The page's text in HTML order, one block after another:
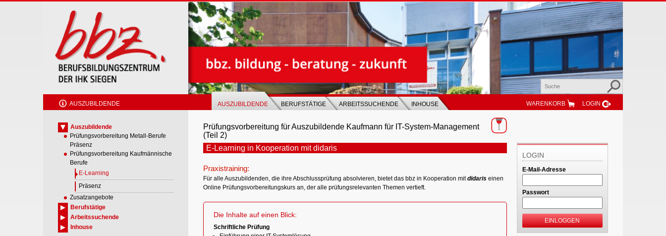
AUSZUBILDENDE AUSZUBILDENDE BERUFSTÄTIGE ARBEITSSUCHENDE INHOUSE WARENKORB LOGIN
Prüfungsvorbereitung für Auszubildende Kaufmann für IT-System-Management
(Teil 2)
E-Learning in Kooperation mit didaris
Praxistraining:
Für alle Auszubildenden, die ihre Abschlussprüfung absolvieren, bietet das bbz in Kooperation mitdidaris einen
Online Prüfungsvorbereitungskurs an, der alle prüfungsrelevanten Themen vertieft.
Die Inhalte auf einen Blick:
Schriftliche Prüfung
LOGIN
E-Mail-Adresse
Passwort
EINLOGGEN
Auszubildende
Prüfungsvorbereitung Metall-Berufe
Präsenz
Prüfungsvorbereitung Kaufmännische
Berufe
E-Learning
Präsenz
Zusatzangebote
Berufstätige
Arbeitssuchende
Inhouse